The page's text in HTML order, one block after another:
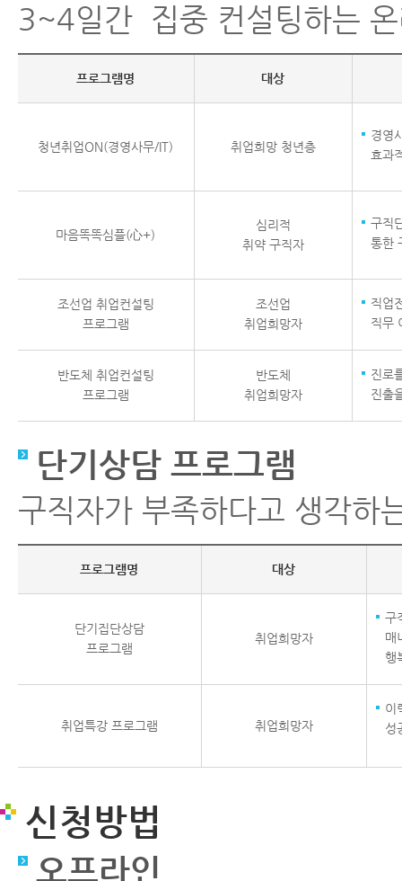
3~4일간 집중 컨설팅하는
프로그램명 대상
청년취업ON(경영사무/IT) 취업희망 청년층
경영
효과
마음똑똑심플(心+)
심리적
취약 구직자
구직
통한
조선업 취업컨설팅
프로그램
조선업
취업희망자
직업
직무
반도체 취업컨설팅
프로그램
반도체
취업희망자
진로
진출
단기상담 프로그램
구직자가 부족하다고 생각하
프로그램명 대상
단기집단상담
프로그램
취업희망자
구
매
행
취업특강 프로그램 취업희망자
이
성
신청방법
오프라인